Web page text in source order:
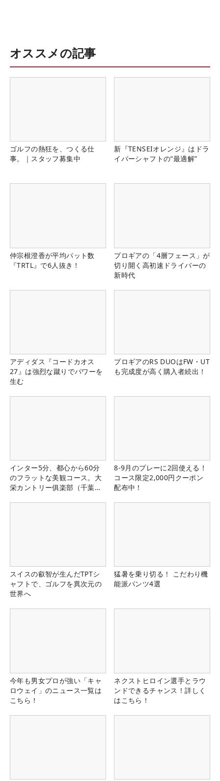
オススメの記事
ゴルフの熱狂を、つくる仕
事。｜スタッフ募集中
新『TENSEIオレンジ』はドラ
イバーシャフトの“最適解”
仲宗根澄香が平均パット数
『TRTL』で6人抜き！
プロギアの「4層フェース」が
切り開く高初速ドライバーの
新時代
アディダス『コードカオス
27』は強烈な蹴りでパワーを
生む
プロギアのRS DUOはFW・UT
も完成度が高く購入者続出！
インター5分、都心から60分
のフラットな美観コース。大
栄カントリー俱楽部（千葉
8-9月のプレーに2回使える！
コース限定2,000円クーポン
配布中！
スイスの叡智が生んだTPTシ
ャフトで、ゴルフを異次元の
世界へ
猛暑を乗り切る！ こだわり機
能派パンツ4選
今年も男女プロが強い「キャ
ロウェイ」のニュース一覧は
こちら！
ネクストヒロイン選手とラウ
ンドできるチャンス！詳しく
はこちら！